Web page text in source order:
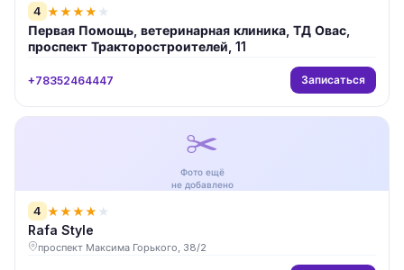
4 ★★★★ ★
Первая Помощь, ветеринарная клиника, ТД Овас,
проспект Тракторостроителей, 11
+78352464447 Записаться
✂️
Фото ещё
не добавлено
4 ★★★★ ★
Rafa Style
проспект Максима Горького, 38/2